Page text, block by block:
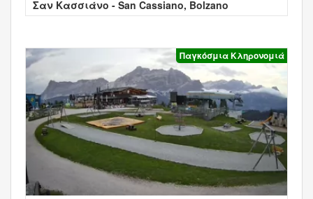
Σαν Κασσιάνο - San Cassiano, Bolzano
Παγκόσμια Κληρονομιά